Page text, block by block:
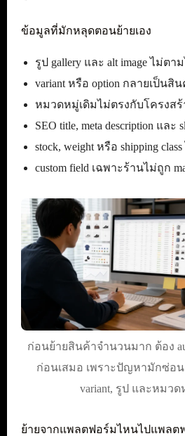
ข้อมูลที่มักหลุดตอนย้ายเอง
รูป gallery และ alt image ไม่ตา
variant หรือ option กลายเป็นสิ
หมวดหมู่เดิมไม่ตรงกับโครงสร้
SEO title, meta description และ
stock, weight หรือ shipping
custom field เฉพาะร้านไม่ถูก
ก่อนย้ายสินค้าจำนวนมาก ต้อง
ก่อนเสมอ เพราะปัญหามักซ่อน
variant, รูป และหมวด
ย้ายจากแพลตฟอร์มไหนไปแพลต